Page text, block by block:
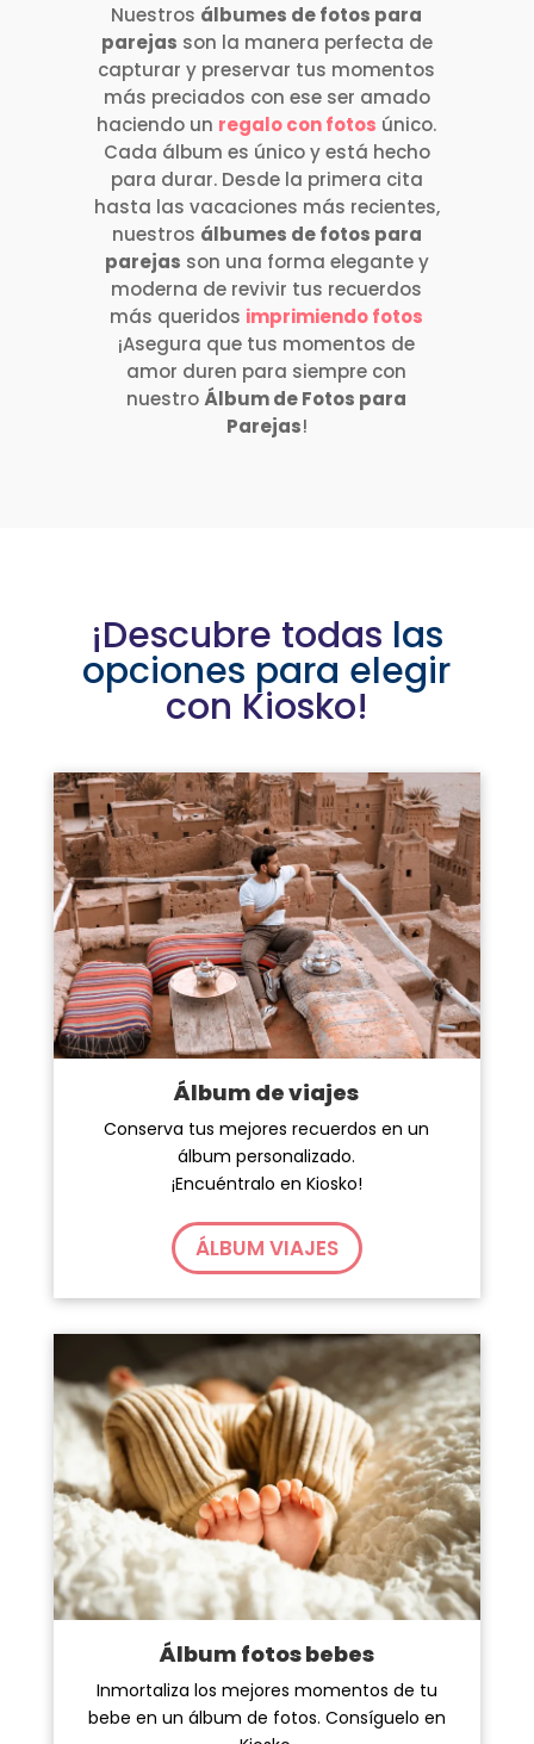
Nuestros álbumes de fotos para
parejas son la manera perfecta de
capturar y preservar tus momentos
más preciados con ese ser amado
haciendo un regalo con fotos único.
Cada álbum es único y está hecho
para durar. Desde la primera cita
hasta las vacaciones más recientes,
nuestros álbumes de fotos para
parejas son una forma elegante y
moderna de revivir tus recuerdos
más queridos imprimiendo fotos
¡Asegura que tus momentos de
amor duren para siempre con
nuestroÁlbum de Fotos para
Parejas!
¡Descubre todas las
opciones para elegir
con Kiosko!
Álbum de viajes
Conserva tus mejores recuerdos en un
álbum personalizado.
¡Encuéntralo en Kiosko!
ÁLBUM VIAJES
Álbum fotos bebes
Inmortaliza los mejores momentos de tu
bebe en un álbum de fotos. Consíguelo en